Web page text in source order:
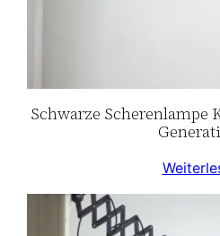
Schwarze Scherenlampe